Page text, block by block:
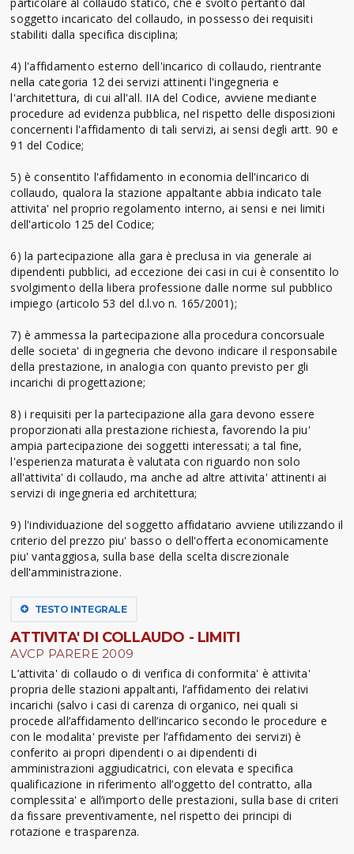
soggetto incaricato del collaudo, in possesso dei requisiti
stabiliti dalla specifica disciplina;
4) l'affidamento esterno dell'incarico di collaudo, rientrante
nella categoria 12 dei servizi attinenti l'ingegneria e
l'architettura, di cui all'all. IIA del Codice, avviene mediante
procedure ad evidenza pubblica, nel rispetto delle disposizioni
concernenti l'affidamento di tali servizi, ai sensi degli artt. 90 e
91 del Codice;
5) è consentito l'affidamento in economia dell'incarico di
collaudo, qualora la stazione appaltante abbia indicato tale
attivita' nel proprio regolamento interno, ai sensi e nei limiti
dell'articolo 125 del Codice;
6) la partecipazione alla gara è preclusa in via generale ai
dipendenti pubblici, ad eccezione dei casi in cui è consentito lo
svolgimento della libera professione dalle norme sul pubblico
impiego (articolo 53 del d.l.vo n. 165/2001);
7) è ammessa la partecipazione alla procedura concorsuale
delle societa' di ingegneria che devono indicare il responsabile
della prestazione, in analogia con quanto previsto per gli
incarichi di progettazione;
8) i requisiti per la partecipazione alla gara devono essere
proporzionati alla prestazione richiesta, favorendo la piu'
ampia partecipazione dei soggetti interessati; a tal fine,
l'esperienza maturata è valutata con riguardo non solo
all'attivita' di collaudo, ma anche ad altre attivita' attinenti ai
servizi di ingegneria ed architettura;
9) l'individuazione del soggetto affidatario avviene utilizzando il
criterio del prezzo piu' basso o dell'offerta economicamente
piu' vantaggiosa, sulla base della scelta discrezionale
dell'amministrazione.
TESTO INTEGRALE
ATTIVITA' DI COLLAUDO - LIMITI
AVCP PARERE 2009
L’attivita' di collaudo o di verifica di conformita' è attivita'
propria delle stazioni appaltanti, l’affidamento dei relativi
incarichi (salvo i casi di carenza di organico, nei quali si
procede all’affidamento dell’incarico secondo le procedure e
con le modalita' previste per l’affidamento dei servizi) è
conferito ai propri dipendenti o ai dipendenti di
amministrazioni aggiudicatrici, con elevata e specifica
qualificazione in riferimento all’oggetto del contratto, alla
complessita' e all’importo delle prestazioni, sulla base di criteri
da fissare preventivamente, nel rispetto dei principi di
rotazione e trasparenza.